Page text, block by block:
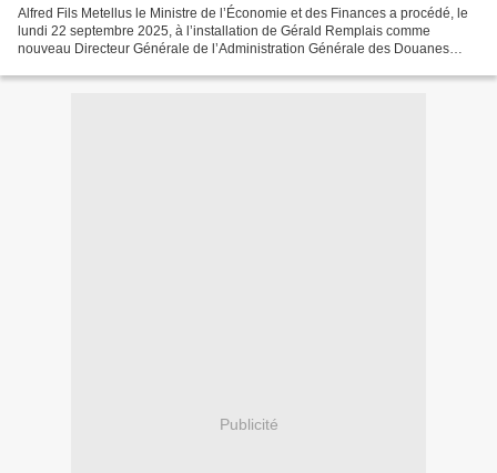
Alfred Fils Metellus le Ministre de l’Économie et des Finances a procédé, le
lundi 22 septembre 2025, à l’installation de Gérald Remplais comme
nouveau Directeur Générale de l’Administration Générale des Douanes
Publicité